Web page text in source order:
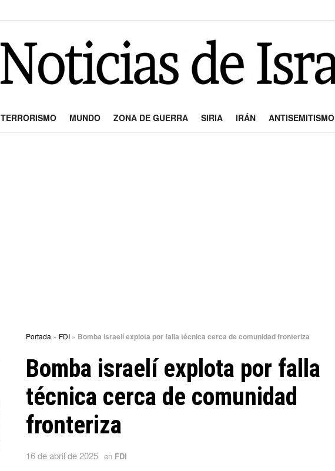
TERRORISMO MUNDO ZONA DE GUERRA SIRIA IRÁN ANTISEMITISMO
Portada » FDI» Bomba israelí explota por falla técnica cerca de comunidad fronteriza
Bomba israelí explota por falla
técnica cerca de comunidad
fronteriza
16 de abril de 2025 en FDI